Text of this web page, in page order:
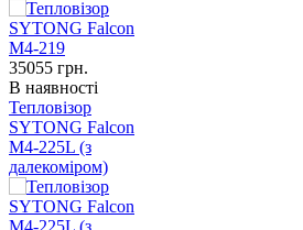
35055 грн.
В наявності
Тепловізор
SYTONG Falcon
M4-225L (з
далекоміром)